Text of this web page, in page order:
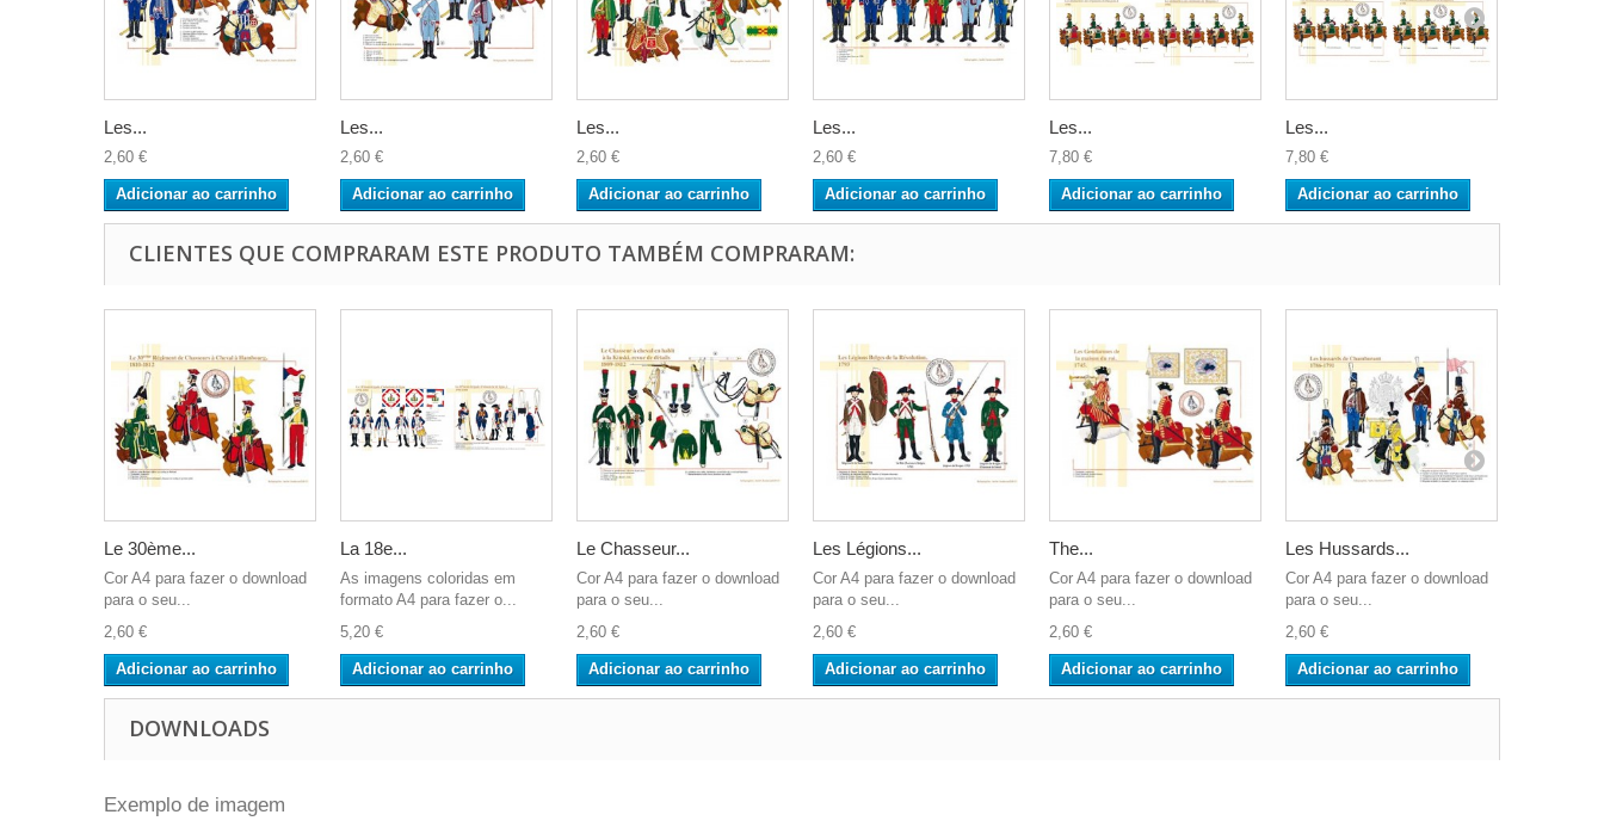
Les...
2,60 €
Adicionar ao carrinho
Les...
2,60 €
Adicionar ao carrinho
Les...
2,60 €
Adicionar ao carrinho
Les...
2,60 €
Adicionar ao carrinho
Les...
7,80 €
Adicionar ao carrinho
Les...
7,80 €
Adicionar ao carrinho
CLIENTES QUE COMPRARAM ESTE PRODUTO TAMBÉM COMPRARAM:
Le 30ème...
Cor A4 para fazer o download
para o seu...
2,60 €
Adicionar ao carrinho
La 18e...
As imagens coloridas em
formato A4 para fazer o...
5,20 €
Adicionar ao carrinho
Le Chasseur...
Cor A4 para fazer o download
para o seu...
2,60 €
Adicionar ao carrinho
Les Légions...
Cor A4 para fazer o download
para o seu...
2,60 €
Adicionar ao carrinho
The...
Cor A4 para fazer o download
para o seu...
2,60 €
Adicionar ao carrinho
Les Hussards...
Cor A4 para fazer o download
para o seu...
2,60 €
Adicionar ao carrinho
DOWNLOADS
Exemplo de imagem